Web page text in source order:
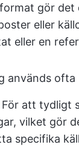
gör det
eller
eller en
används ofta
För att tydligt
vilket gör
specifika